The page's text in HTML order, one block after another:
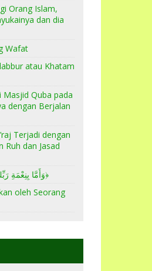
Orang Islam,
dan dia
Wafat
atau Khatam
Quba pada
dengan Berjalan
Terjadi dengan
Makna Firman Allah: ﴾وَأَمَّا بِنِعْمَةِ رَبِّكَ فَحَدِّثْ﴿
oleh Seorang